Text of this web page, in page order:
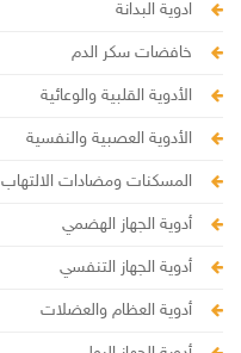
ادوية البدانة
خافضات سكر الدم
الأدوية القلبية والوعائية
الأدوية العصبية والنفسية
المسكنات ومضادات الالتهاب
أدوية الجهاز الهضمي
أدوية الجهاز التنفسي
أدوية العظام والعضلات